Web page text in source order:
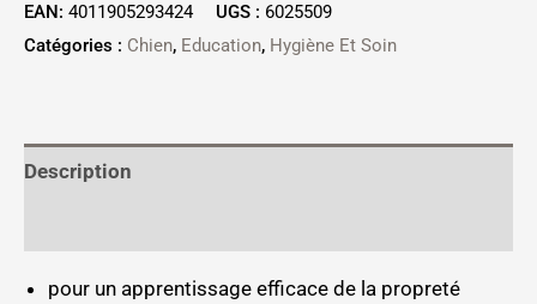
EAN: 4011905293424 UGS : 6025509
Catégories : Chien, Education, Hygiène Et Soin
Description
pour un apprentissage efficace de la propreté